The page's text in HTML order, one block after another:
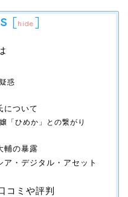
[hide ]
惑
について
「ひめか」との繋がり
輔の暴露
ア・デジタル・アセット
コミや評判